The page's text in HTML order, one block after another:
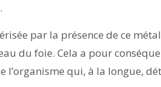
par la présence de ce
du foie. Cela a pour
l’organisme qui, à la longue,